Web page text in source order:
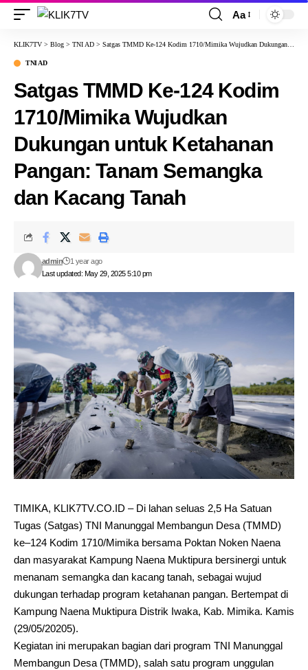
Aa
KLIK7TV > Blog > TNI AD > Satgas TMMD Ke-124 Kodim 1710/Mimika Wujudkan Dukungan untuk Ketahanan Pangan: Tanam Semangka dan Kacang Tanah
TNI AD
Satgas TMMD Ke-124 Kodim
1710/Mimika Wujudkan
Dukungan untuk Ketahanan
Pangan: Tanam Semangka
dan Kacang Tanah
Last updated: May 29, 2025 5:10 pm
admin 1 year ago
TIMIKA, KLIK7TV.CO.ID – Di lahan seluas 2,5 Ha Satuan
Tugas (Satgas) TNI Manunggal Membangun Desa (TMMD)
ke–124 Kodim 1710/Mimika bersama Poktan Noken Naena
dan masyarakat Kampung Naena Muktipura bersinergi untuk
menanam semangka dan kacang tanah, sebagai wujud
dukungan terhadap program ketahanan pangan. Bertempat di
Kampung Naena Muktipura Distrik Iwaka, Kab. Mimika. Kamis
(29/05/20205).
Kegiatan ini merupakan bagian dari program TNI Manunggal
Membangun Desa (TMMD), salah satu program unggulan